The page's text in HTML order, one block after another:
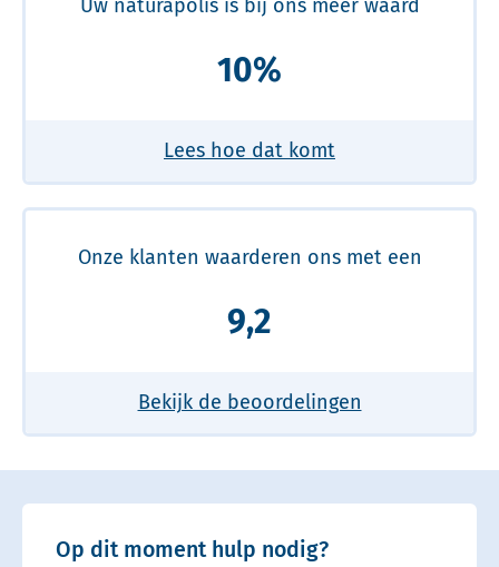
Uw naturapolis is bij ons meer waard
10%
Lees hoe dat komt
Onze klanten waarderen ons met een
9,2
Bekijk de beoordelingen
Op dit moment hulp nodig?